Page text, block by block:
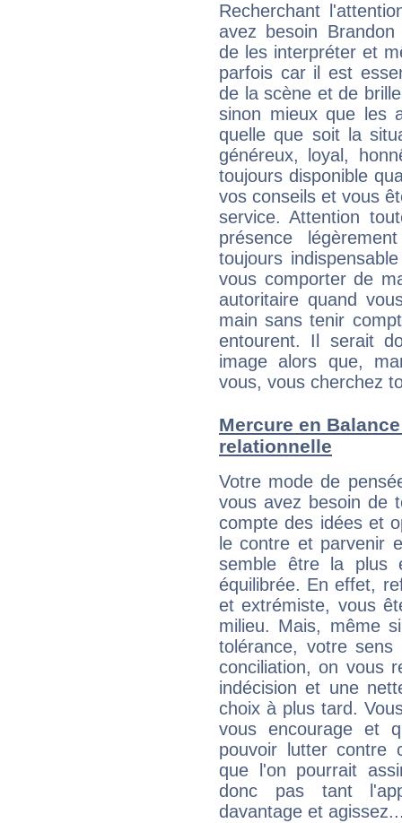
Recherchant
avez besoin
de les interpréter et
parfois car il est
de la scène et de
sinon mieux que les
quelle que soit la
généreux, loyal,
toujours disponible
vos conseils et vous
service. Attention
présence
toujours
vous comporter de
autoritaire quand
main sans tenir
entourent. Il serait
image alors que,
vous, vous cherchez
Mercure en
relationnelle
Votre mode de
vous avez besoin de
compte des idées et
le contre et parvenir
semble être la plus
équilibrée. En effet,
et extrémiste, vous
milieu. Mais, même
tolérance, votre
conciliation, on vous
indécision et une
choix à plus tard.
vous encourage et
pouvoir lutter contre
que l'on pourrait
donc pas tant
davantage et